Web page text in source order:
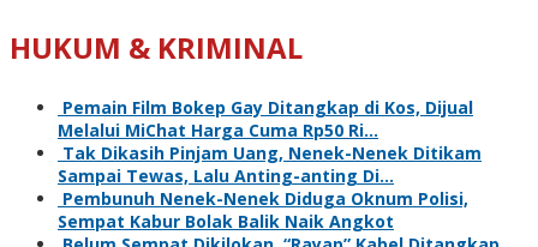
HUKUM & KRIMINAL
Pemain Film Bokep Gay Ditangkap di Kos, Dijual
Melalui MiChat Harga Cuma Rp50 Ri…
Tak Dikasih Pinjam Uang, Nenek-Nenek Ditikam
Sampai Tewas, Lalu Anting-anting Di…
Pembunuh Nenek-Nenek Diduga Oknum Polisi,
Sempat Kabur Bolak Balik Naik Angkot